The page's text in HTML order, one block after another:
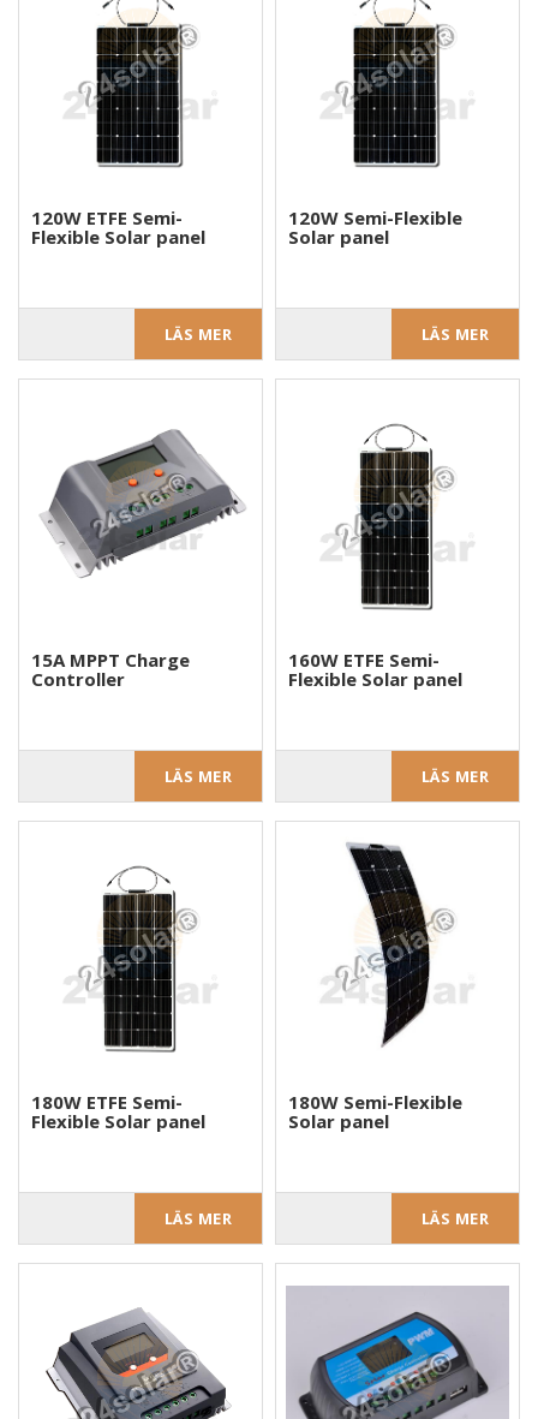
120W ETFE Semi-
Flexible Solar panel
LÄS MER
120W Semi-Flexible
Solar panel
LÄS MER
15A MPPT Charge
Controller
LÄS MER
160W ETFE Semi-
Flexible Solar panel
LÄS MER
180W ETFE Semi-
Flexible Solar panel
LÄS MER
180W Semi-Flexible
Solar panel
LÄS MER